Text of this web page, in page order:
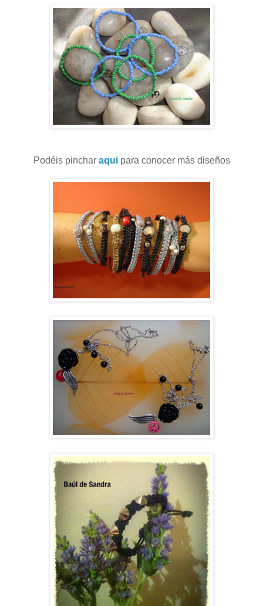
Podéis pinchar aqui para conocer más diseños